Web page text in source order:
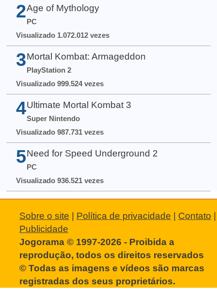
2 Age of Mythology
PC
Visualizado 1.072.012 vezes
3 Mortal Kombat: Armageddon
PlayStation 2
Visualizado 999.524 vezes
4 Ultimate Mortal Kombat 3
Super Nintendo
Visualizado 987.731 vezes
5 Need for Speed Underground 2
PC
Visualizado 936.521 vezes
Sobre o site | Política de privacidade | Contato |
Publicidade
Jogorama © 1997-2026 - Proibida a
reprodução, todos os direitos reservados
© Todas as imagens e vídeos são marcas
registradas dos seus proprietários.